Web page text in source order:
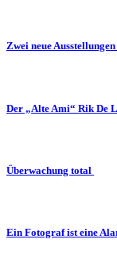
Zwei neue
Der „Alte Ami“ Rik De
Überwachung total
Ein Fotograf ist eine